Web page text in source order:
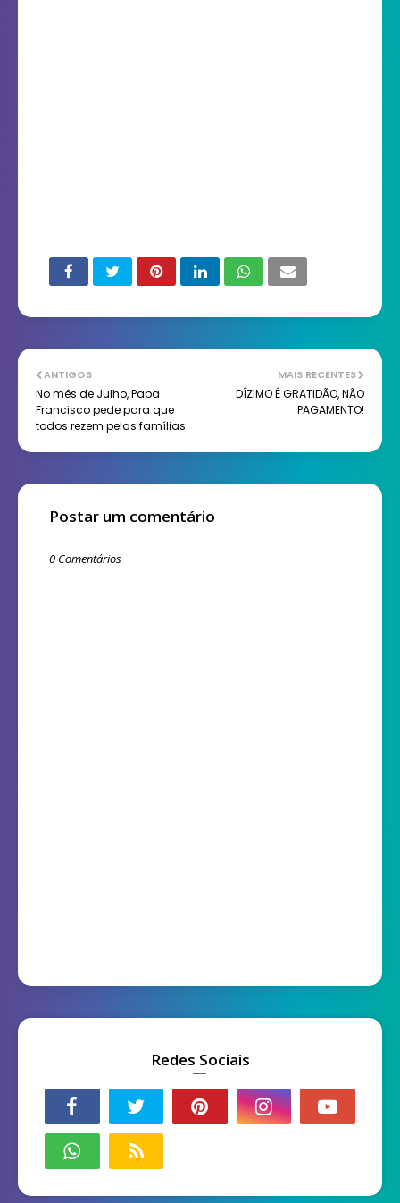
MAIS RECENTES
DÍZIMO É GRATIDÃO, NÃO
PAGAMENTO!
ANTIGOS
No mês de Julho, Papa
Francisco pede para que
todos rezem pelas famílias
Postar um comentário
0 Comentários
Redes Sociais